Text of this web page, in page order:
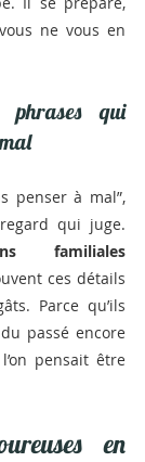
ne vous en
phrases qui
penser à mal”,
qui juge.
familiales
ces détails
Parce qu’ils
passé encore
pensait être